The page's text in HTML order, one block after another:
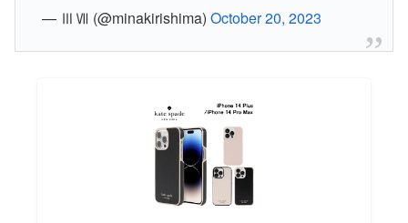
— ⅢⅦ (@minakirishima) October 20, 2023